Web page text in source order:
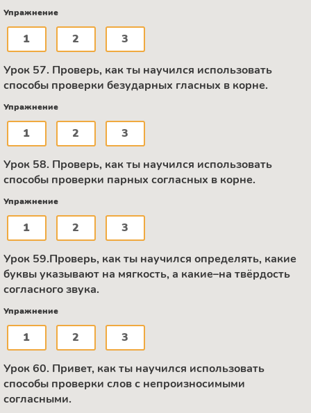
Упражнение
1 2 3
Урок 57. Проверь, как ты научился использовать
способы проверки безударных гласных в корне.
Упражнение
1 2 3
Урок 58. Проверь, как ты научился использовать
способы проверки парных согласных в корне.
Упражнение
1 2 3
Урок 59.Проверь, как ты научился определять, какие
буквы указывают на мягкость, а какие–на твёрдость
согласного звука.
Упражнение
1 2 3
Урок 60. Привет, как ты научился использовать
способы проверки слов с непроизносимыми
согласными.